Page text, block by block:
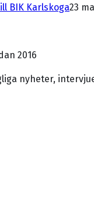
BIK Karlskoga23
2016
nyheter,